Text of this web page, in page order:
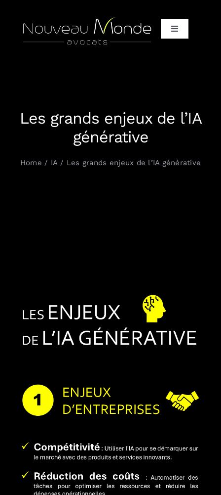
contenu
Toggle
Qui / Notre équipe d’avocats
Contact
Blog
Mentions Légales
Les grands enjeux de l’IA
générative
Home IA Les grands enjeux de l’IA générative